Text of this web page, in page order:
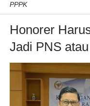
PPPK
Honorer
Jadi PNS